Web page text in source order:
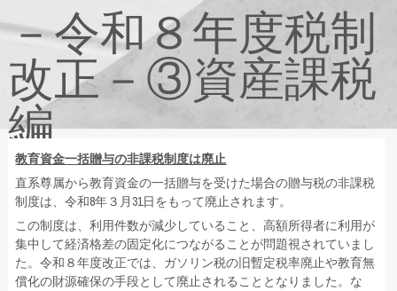
－令和８年度税制
改正－③資産課税
編
教育資金一括贈与の非課税制度は廃止
直系尊属から教育資金の一括贈与を受けた場合の贈与税の非課税
制度は、令和8年３月31日をもって廃止されます。
この制度は、利用件数が減少していること、高額所得者に利用が
集中して経済格差の固定化につながることが問題視されていまし
た。令和８年度改正では、ガソリン税の旧暫定税率廃止や教育無
償化の財源確保の手段として廃止されることとなりました。な